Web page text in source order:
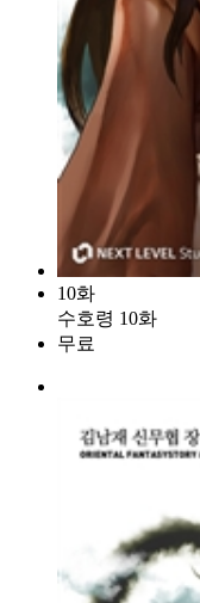
10화
수호령 10화
무료